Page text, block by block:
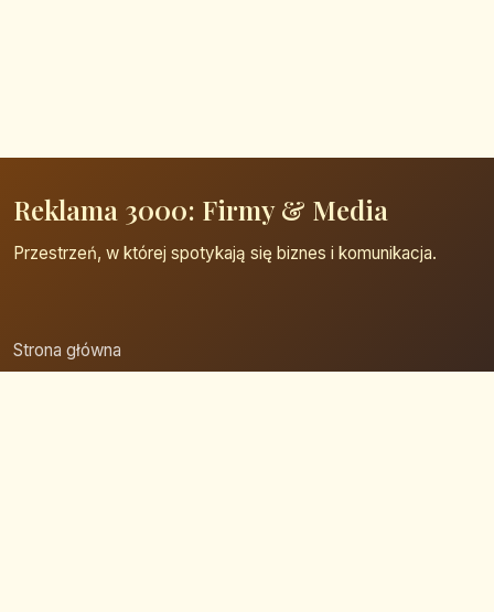
Reklama 3000: Firmy & Media
Przestrzeń, w której spotykają się biznes i komunikacja.
Strona główna